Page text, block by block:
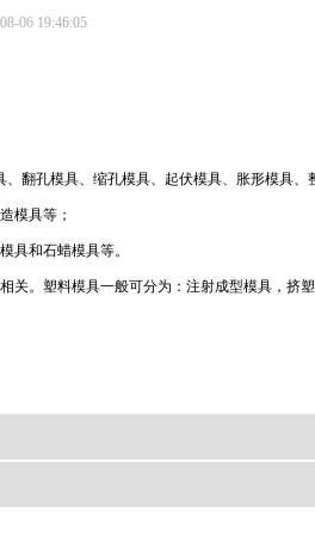
06 19:46:05
翻孔模具、缩孔模具、起伏模具、胀形模具、
模具等；
具和石蜡模具等。
关。塑料模具一般可分为：注射成型模具，挤